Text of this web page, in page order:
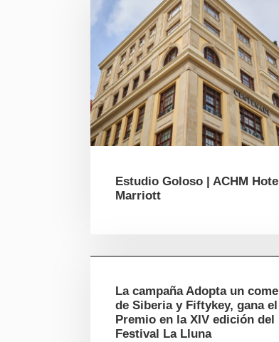
Estudio Goloso | ACHM
Marriott
La campaña Adopta un
de Siberia y Fiftykey, gana
Premio en la XIV edición del
Festival La Lluna